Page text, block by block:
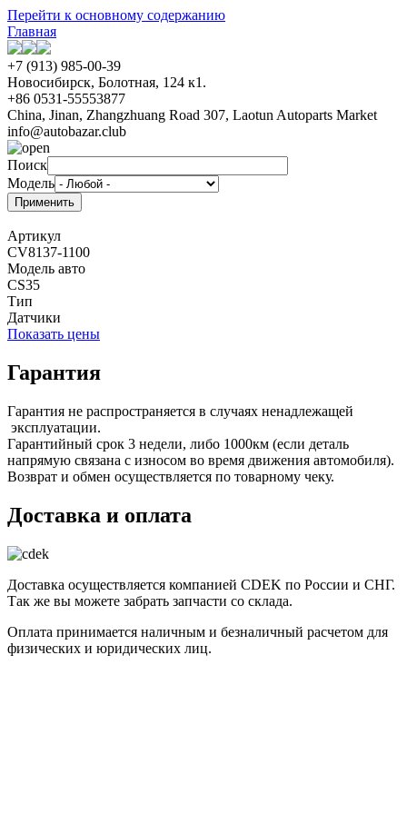
Перейти к основному содержанию
Главная
+7 (913) 985-00-39
Новосибирск, Болотная, 124 к1.
+86 0531-55553877
China, Jinan, Zhangzhuang Road 307, Laotun Autoparts Market
info@autobazar.club
Поиск
Модель
Артикул
CV8137-1100
Модель авто
CS35
Тип
Датчики
Показать цены
Гарантия
Гарантия не распространяется в случаях ненадлежащей
эксплуатации.
Гарантийный срок 3 недели, либо 1000км (если деталь
напрямую связана с износом во время движения автомобиля).
Возврат и обмен осуществляется по товарному чеку.
Доставка и оплата
Доставка осуществляется компанией CDEK по России и СНГ.
Так же вы можете забрать запчасти со склада.
Оплата принимается наличным и безналичный расчетом для
физических и юридических лиц.